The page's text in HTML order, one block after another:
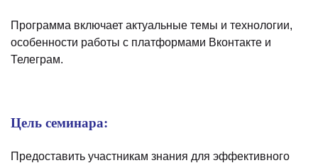
Программа включает актуальные темы и технологии,
особенности работы с платформами Вконтакте и
Телеграм.
Цель семинара:
Предоставить участникам знания для эффективного